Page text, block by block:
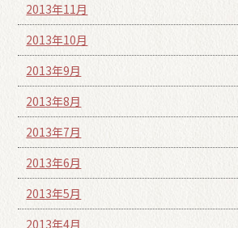
2013年11月
2013年10月
2013年9月
2013年8月
2013年7月
2013年6月
2013年5月
2013年4月